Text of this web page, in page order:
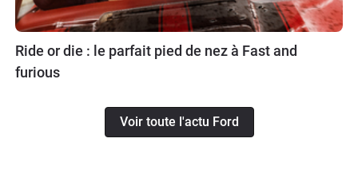
Ride or die : le parfait pied de nez à Fast and
furious
Voir toute l'actu Ford